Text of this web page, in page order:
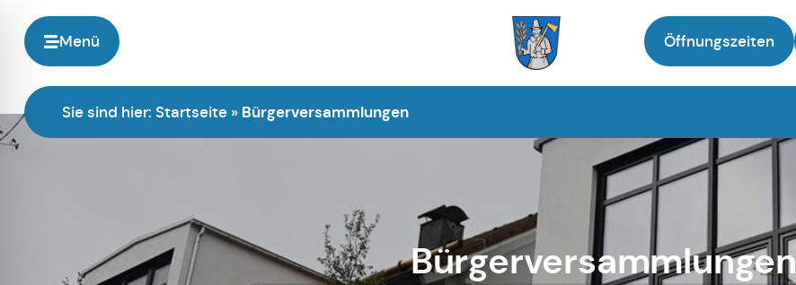
Menü
Zur Startseite
Öffnungszeiten
Sie sind hier: Startseite » Bürgerversammlungen
Bürgerversammlungen